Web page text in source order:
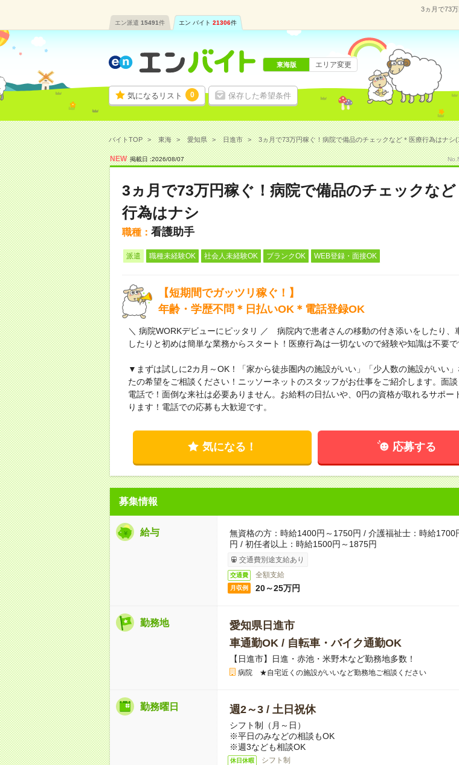
3ヵ月で73
エン派遣 15491件 エン バイト 21306件
気になるリスト 0 保存した希望条件
東海版 エリア変更
バイトTOP 東海 愛知県 日進市 3ヵ月で73万円稼ぐ！病院で備品のチェックなど＊医療行為はナシ
NEW 掲載日 :2026/08/07
3ヵ月で73万円稼ぐ！病院で備品のチェックなど
行為はナシ
職種： 看護助手
派遣 職種未経験OK 社会人未経験OK ブランクOK WEB登録・面接OK
【短期間でガッツリ稼ぐ！】
年齢・学歴不問＊日払いOK＊電話登録OK
＼ 病院WORKデビューにピッタリ ／ 病院内で患者さんの移動の付き添いをしたり、
したりと初めは簡単な業務からスタート！医療行為は一切ないので経験や知識は不要で
▼まずは試しに2カ月～OK！「家から徒歩圏内の施設がいい」「少人数の施設がいい
たの希望をご相談ください！ニッソーネットのスタッフがお仕事をご紹介します。面
電話で！面倒な来社は必要ありません。お給料の日払いや、0円の資格が取れるサポー
ります！電話での応募も大歓迎です。
気になる！ 応募する
募集情報
給与
無資格の方：時給1400円～1750円 / 介護福祉士：時給1700
円 / 初任者以上：時給1500円～1875円
交通費別途支給あり
交通費 全額支給
月収例 20～25万円
勤務地
愛知県日進市
車通勤OK / 自転車・バイク通勤OK
【日進市】日進・赤池・米野木など勤務地多数！
病院 ★自宅近くの施設がいいなど勤務地ご相談ください
勤務曜日 週2～3 / 土日祝休
シフト制（月～日）
※平日のみなどの相談もOK
※週3なども相談OK
休日休暇 シフト制